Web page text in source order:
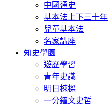
中國通史
基本法上下三十年
兒童基本法
名家講座
知史學園
遊歷學習
青年史識
明日棟樑
一分鐘文史哲